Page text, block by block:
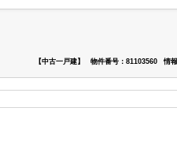
【中古一戸建】 物件番号：81103560 情